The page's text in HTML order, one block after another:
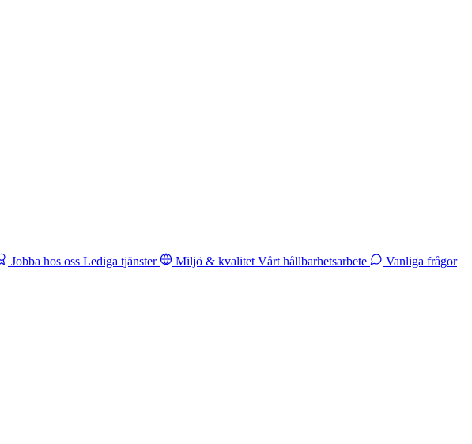
Jobba hos oss Lediga tjänster Miljö & kvalitet Vårt hållbarhetsarbete
Vanliga frågor